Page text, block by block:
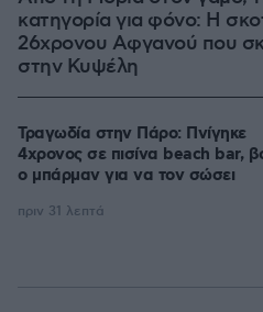
κατηγορία για φόνο: Η
26χρονου Αφγανού που
στην Κυψέλη
Τραγωδία στην Πάρο: Πνίγηκε
4χρονος σε πισίνα beach bar,
ο μπάρμαν για να τον σώσει
πριν 31 λεπτά